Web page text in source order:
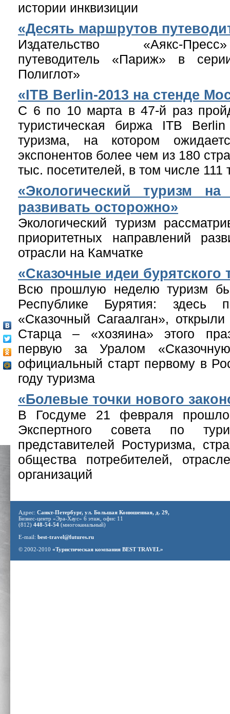
истории инквизиции
«Десять маршрутов
Издательство «Аякс-
путеводитель «Париж» в
Полиглот»
«ITB Berlin-2013 на стенде
С 6 по 10 марта в 47-й раз
туристическая биржа ITB
туризма, на котором
экспонентов более чем из 180
тыс. посетителей, в том числе 111
«Экологический туризм
развивать осторожно»
Экологический туризм
приоритетных направлений
отрасли на Камчатке
«Сказочные идеи бурятского
Всю прошлую неделю туризм
Республике Бурятия: здесь
«Сказочный Сагаалган»,
Старца – «хозяина» этого
первую за Уралом
официальный старт первому в
году туризма
«Болевые точки нового
В Госдуме 21 февраля прошло
Экспертного совета по
представителей Ростуризма,
общества потребителей,
организаций
Адрес: Санкт-Петербург, ул. Большая Конюшенная, д. 29,
Бизнес-центр «Эра-Хаус» 6 этаж, офис 11
(812) 448-54-54 (многоканальный)
E-mail: best-travel@futures.ru
© 2002-2010 «Туристическая компания BEST TRAVEL»